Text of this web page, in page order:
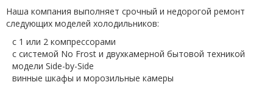
Наша компания выполняет срочный и недорогой ремонт
следующих моделей холодильников:
с 1 или 2 компрессорами
с системой No Frost и двухкамерной бытовой техникой
модели Side-by-Side
винные шкафы и морозильные камеры